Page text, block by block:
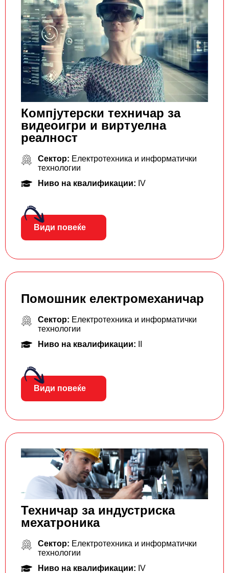
Компјутерски техничар за
видеоигри и виртуелна
реалност
Сектор: Електротехника и информатички
технологии
Ниво на квалификации: IV
Види повеќе
Помошник електромеханичар
Сектор: Електротехника и информатички
технологии
Ниво на квалификации:
Види повеќе
Техничар за индустриска
мехатроника
Сектор: Електротехника и информатички
технологии
Ниво на квалификации: IV